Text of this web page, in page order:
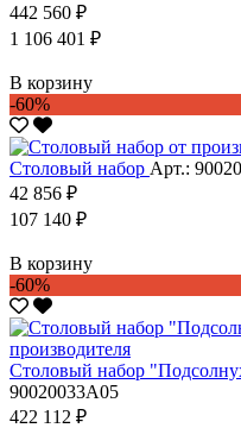
442 560 ₽
1 106 401 ₽
В корзину
-60%
Столовый набор Арт.:
42 856 ₽
107 140 ₽
В корзину
-60%
Столовый набор
90020033А05
422 112 ₽